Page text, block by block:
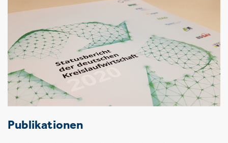
Publikationen